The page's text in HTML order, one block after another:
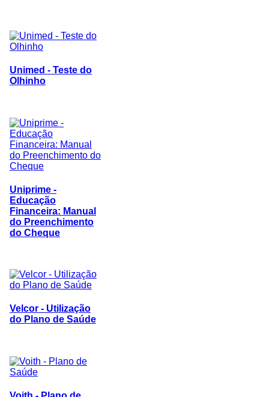
Unimed - Teste do
Olhinho
Uniprime -
Educação
Financeira: Manual
do Preenchimento
do Cheque
Velcor - Utilização
do Plano de Saúde